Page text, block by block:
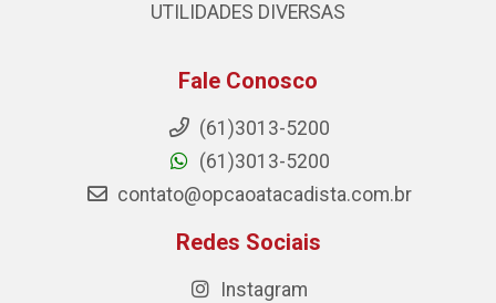
UTILIDADES DIVERSAS
Fale Conosco
(61)3013-5200
(61)3013-5200
contato@opcaoatacadista.com.br
Redes Sociais
Instagram